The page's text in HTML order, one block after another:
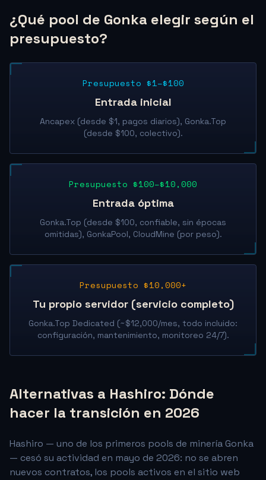
¿Qué pool de Gonka elegir según el
presupuesto?
Presupuesto $1–$100
Entrada inicial
Ancapex (desde $1, pagos diarios), Gonka.Top
(desde $100, colectivo).
Presupuesto $100–$10,000
Entrada óptima
Gonka.Top (desde $100, confiable, sin épocas
omitidas), GonkaPool, CloudMine (por peso).
Presupuesto $10,000+
Tu propio servidor (servicio completo)
Gonka.Top Dedicated (~$12,000/mes, todo incluido:
configuración, mantenimiento, monitoreo 24/7).
Alternativas a Hashiro: Dónde
hacer la transición en 2026
Hashiro — uno de los primeros pools de minería Gonka
— cesó su actividad en mayo de 2026: no se abren
nuevos contratos, los pools activos en el sitio web